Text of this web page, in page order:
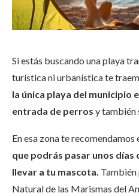
Si estás buscando una playa
turística ni urbanística te
la única playa del municipio
entrada de perros y también
En esa zona te recomendamos
que podrás pasar unos días
llevar a tu mascota. También
Natural de las Marismas del